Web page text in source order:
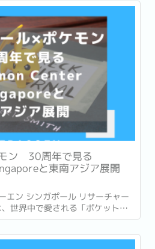
ン 30周年で見る
と東南アジア展開
ン シンガポール リサーチャー
世界中で愛される「ポケットモ
生して30周年という節目の年で
ドゲームなど、幅広い世代に親し
テンツの一つとなったポケモ